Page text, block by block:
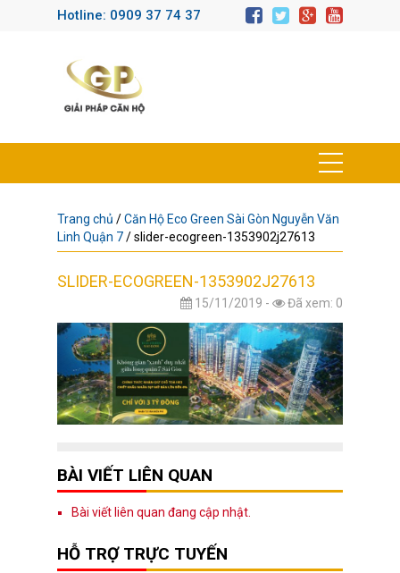
Hotline: 0909 37 74 37
Trang chủ /Căn Hộ Eco Green Sài Gòn Nguyễn Văn
Linh Quận 7/slider-ecogreen-1353902j27613
SLIDER-ECOGREEN-1353902J27613
15/11/2019 - Đã xem: 0
BÀI VIẾT LIÊN QUAN
Bài viết liên quan đang cập nhật.
HỖ TRỢ TRỰC TUYẾN